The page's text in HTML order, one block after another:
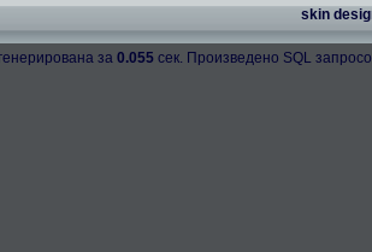
skin
за 0.055 сек. Произведено SQL